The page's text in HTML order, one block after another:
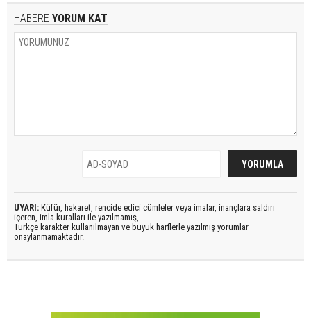
HABERE YORUM KAT
UYARI: Küfür, hakaret, rencide edici cümleler veya imalar, inançlara saldırı
içeren, imla kuralları ile yazılmamış,
Türkçe karakter kullanılmayan ve büyük harflerle yazılmış yorumlar
onaylanmamaktadır.